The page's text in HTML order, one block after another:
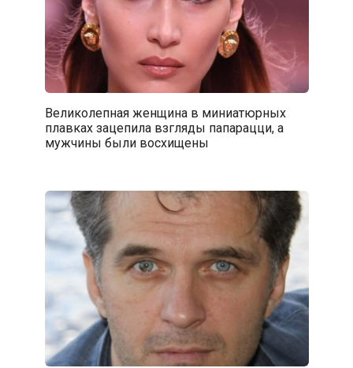
Великолепная женщина в миниатюрных
плавках зацепила взгляды папарацци, а
мужчины были восхищены